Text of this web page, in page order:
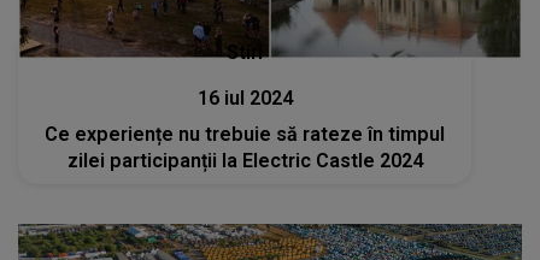
Stiri
16 iul 2024
Ce experiențe nu trebuie să rateze în timpul
zilei participanții la Electric Castle 2024